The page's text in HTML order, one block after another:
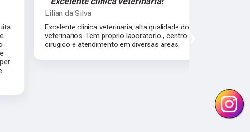
Lilian da Silva
Excelente clinica veterinaria, alta qualidade dos
veterinarios. Tem proprio laboratorio , centro
cirugico e atendimento em diversas areas.